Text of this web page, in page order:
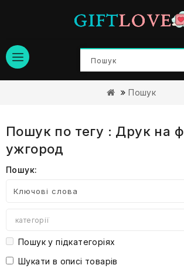
Пошук
Пошук по тегу : Друк на
ужгород
Пошук:
категорії
Пошук у підкатегоріях
Шукати в описі товарів